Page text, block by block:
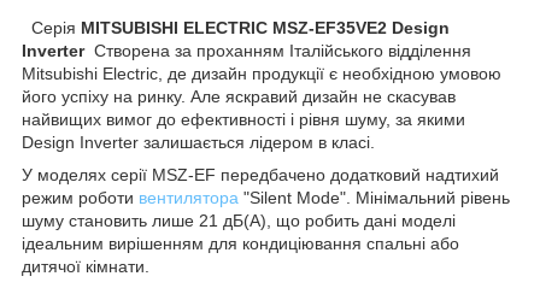
Серія MITSUBISHI ELECTRIC MSZ-EF35VE2 Design
InverterСтворена за проханням Італійського відділення
Mitsubishi Electric, де дизайн продукції є необхідною умовою
його успіху на ринку. Але яскравий дизайн не скасував
найвищих вимог до ефективності і рівня шуму, за якими
Design Inverter залишається лідером в класі.
У моделях серії MSZ-EF передбачено додатковий надтихий
режим роботи вентилятора "Silent Mode". Мінімальний рівень
шуму становить лише 21 дБ(А), що робить дані моделі
ідеальним вирішенням для кондиціювання спальні або
дитячої кімнати.